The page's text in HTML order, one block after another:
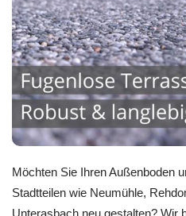
Möchten Sie Ihren Außenboden
Stadtteilen wie Neumühle,
Unterasbach neu gestalten? Wir